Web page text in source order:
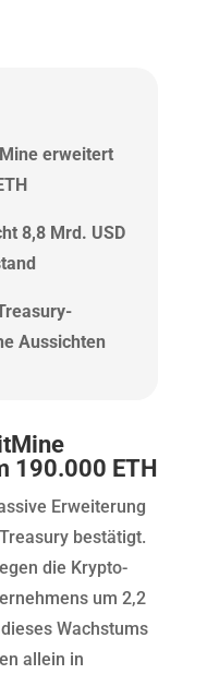
erweitert
8,8 Mrd. USD
Aussichten
190.000 ETH
Erweiterung
bestätigt.
die Krypto-
um 2,2
Wachstums
allein in